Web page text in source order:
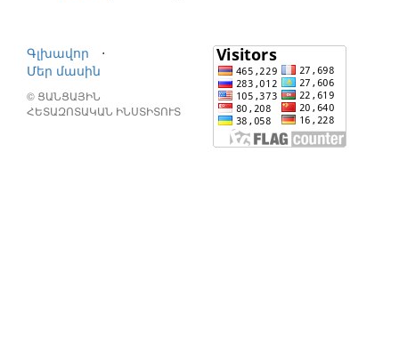
Գլխավոր
⋅
Մեր մասին
© ՑԱՆՑԱՅԻՆ
ՀԵՏԱԶՈՏԱԿԱՆ ԻՆՍՏԻՏՈՒՏ